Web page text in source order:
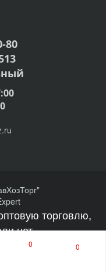
80
торговлю,
нет.
0 0